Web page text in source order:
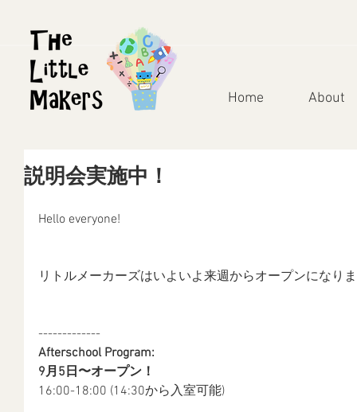
Home About
説明会実施中！
Hello everyone!
リトルメーカーズはいよいよ来週からオープンになり
-------------
Afterschool Program:
9月5日〜オープン！
16:00-18:00 (14:30から入室可能)